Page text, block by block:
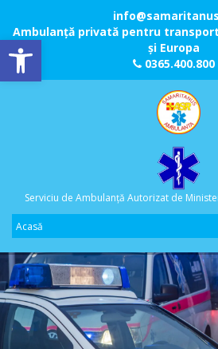
Deschide bara de unelte
Ambulanță privată pentru
și Europa
0365.400.800
Serviciu de Ambulanță Autorizat de